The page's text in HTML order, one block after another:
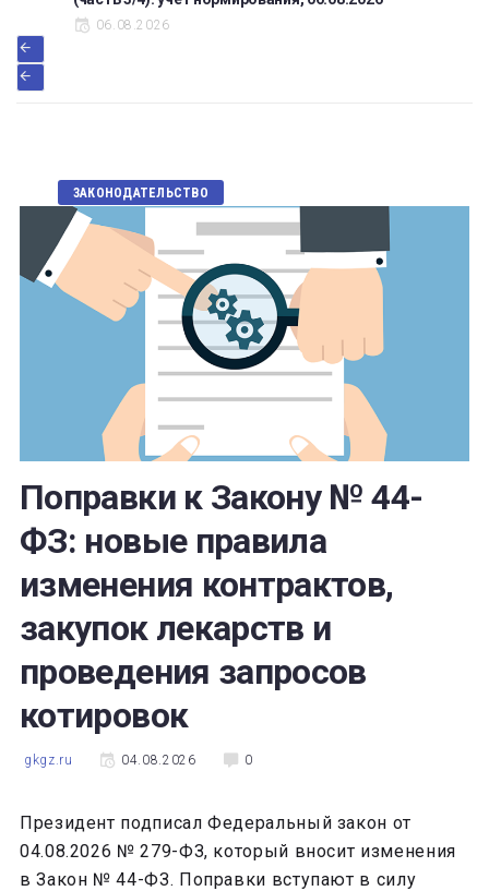
06.08.2026
ЗАКОНОДАТЕЛЬСТВО
Поправки к Закону № 44-
ФЗ: новые правила
изменения контрактов,
закупок лекарств и
проведения запросов
котировок
gkgz.ru 04.08.2026 0
Президент подписал Федеральный закон от
04.08.2026 № 279-ФЗ, который вносит изменения
в Закон № 44-ФЗ. Поправки вступают в силу